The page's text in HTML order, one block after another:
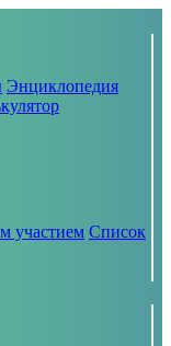
Энциклопедия
участием Список